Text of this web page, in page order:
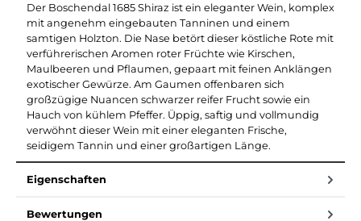
Der Boschendal 1685 Shiraz ist ein eleganter Wein, komplex
mit angenehm eingebauten Tanninen und einem
samtigen Holzton. Die Nase betört dieser köstliche Rote mit
verführerischen Aromen roter Früchte wie Kirschen,
Maulbeeren und Pflaumen, gepaart mit feinen Anklängen
exotischer Gewürze. Am Gaumen offenbaren sich
großzügige Nuancen schwarzer reifer Frucht sowie ein
Hauch von kühlem Pfeffer. Üppig, saftig und vollmundig
verwöhnt dieser Wein mit einer eleganten Frische,
seidigem Tannin und einer großartigen Länge.
Eigenschaften
Bewertungen